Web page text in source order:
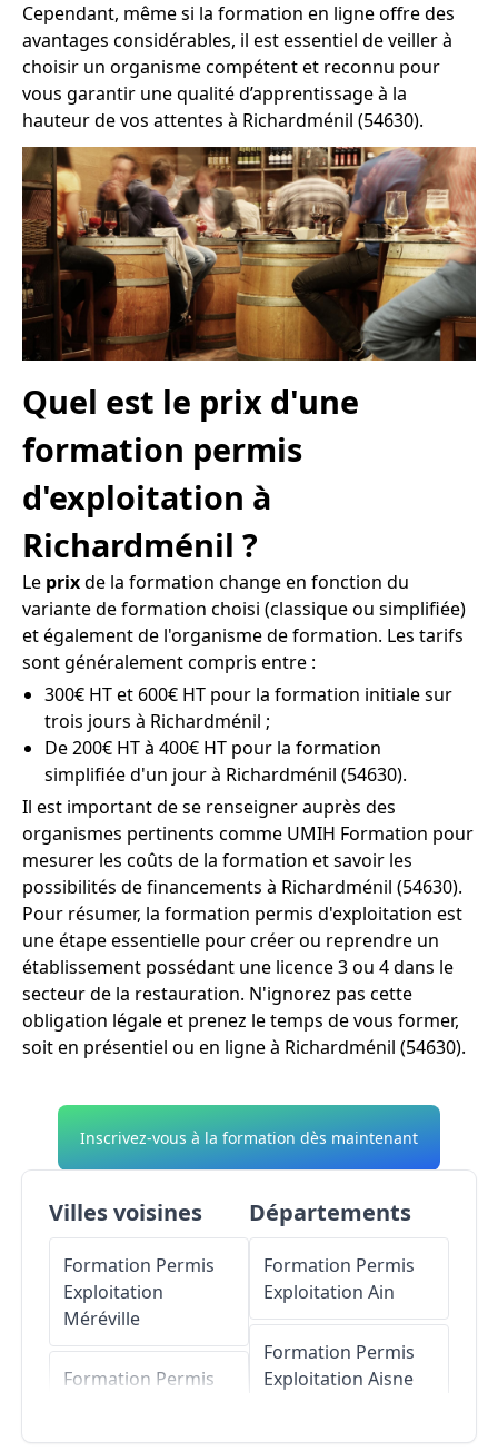
Cependant, même si la formation en ligne offre des
avantages considérables, il est essentiel de veiller à
choisir un organisme compétent et reconnu pour
vous garantir une qualité d’apprentissage à la
hauteur de vos attentes à Richardménil (54630).
Quel est le prix d'une
formation permis
d'exploitation à
Richardménil ?
Le prixde la formation change en fonction du
variante de formation choisi (classique ou simplifiée)
et également de l'organisme de formation. Les tarifs
sont généralement compris entre :
300€ HT et 600€ HT pour la formation initiale sur
trois jours à Richardménil ;
De 200€ HT à 400€ HT pour la formation
simplifiée d'un jour à Richardménil (54630).
Il est important de se renseigner auprès des
organismes pertinents comme UMIH Formation pour
mesurer les coûts de la formation et savoir les
possibilités de financements à Richardménil (54630).
Pour résumer, la formation permis d'exploitation est
une étape essentielle pour créer ou reprendre un
établissement possédant une licence 3 ou 4 dans le
secteur de la restauration. N'ignorez pas cette
obligation légale et prenez le temps de vous former,
soit en présentiel ou en ligne à Richardménil (54630).
Inscrivez-vous à la formation dès maintenant
Villes voisines
Formation Permis
Exploitation
Méréville
Formation Permis
Départements
Formation Permis
Exploitation Ain
Formation Permis
Exploitation Aisne
Formation Permis